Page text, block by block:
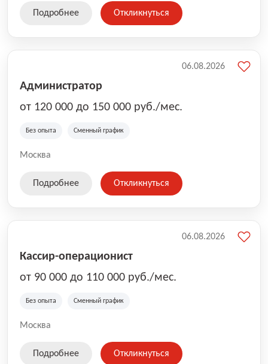
Подробнее Откликнуться
Администратор
от 120 000 до 150 000 руб./мес.
Без опыта Сменный график
Москва
06.08.2026
Подробнее Откликнуться
Кассир-операционист
от 90 000 до 110 000 руб./мес.
Без опыта Сменный график
Москва
06.08.2026
Подробнее Откликнуться